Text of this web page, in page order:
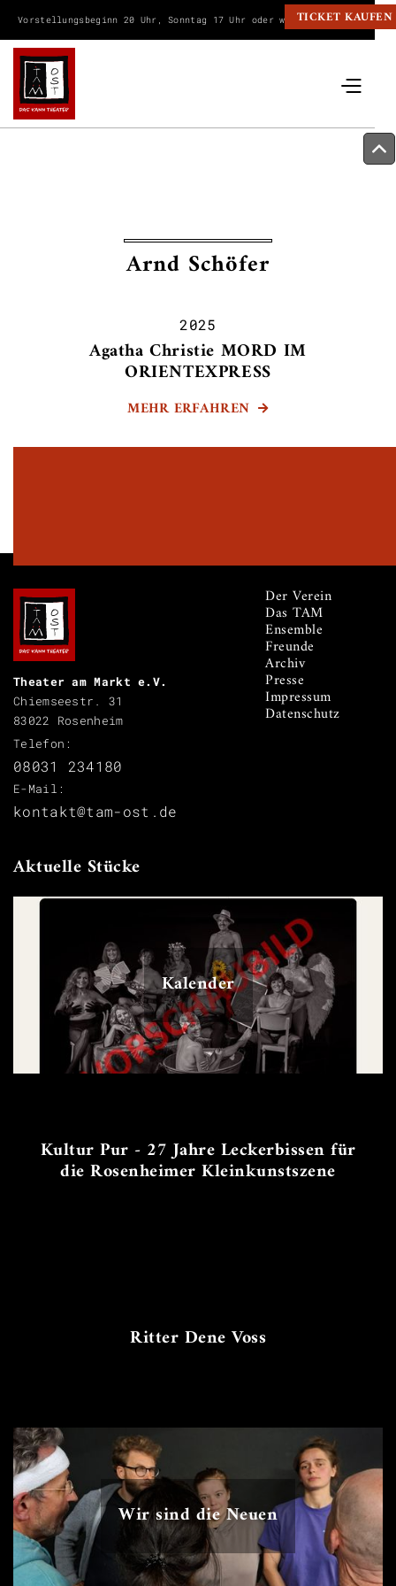
Vorstellungsbeginn 20 Uhr, Sonntag 17 Uhr oder wie angegeben.
TICKET KAUFEN
Arnd Schöfer
2025
Agatha Christie MORD IM
ORIENTEXPRESS
MEHR ERFAHREN 
Theater am Markt e.V.
Chiemseestr. 31
83022 Rosenheim
Telefon:
08031 234180
E-Mail:
kontakt@tam-ost.de
Der Verein
Das TAM
Ensemble
Freunde
Archiv
Presse
Impressum
Datenschutz
Aktuelle Stücke
Kalender
Kultur Pur - 27 Jahre Leckerbissen für
die Rosenheimer Kleinkunstszene
Ritter Dene Voss
Wir sind die Neuen